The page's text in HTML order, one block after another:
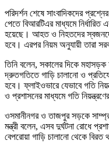
পরিদর্শন শেষে সাংবাদিকদের
পেতে বিআরটিএর মাধ্যমে নির্ধারিত
হয়েছে। আহত ও নিহতদের
হবে। এরপর নিয়ম অনুযায়ী তারা
তিনি বলেন, সকালের দিকে
দ্রুতগতিতে গাড়ি চালানো ও
হবে। ফ্লাইওভারে যেভাবে গতি
ও প্রশাসনের মাধ্যমে গতি
ওসমানীনগর ও তাজপুর সড়কে
মন্ত্রী বলেন, এসব দুর্ঘটনা রোধে
বেপরোয়া গাড়ি চালানো থেকে